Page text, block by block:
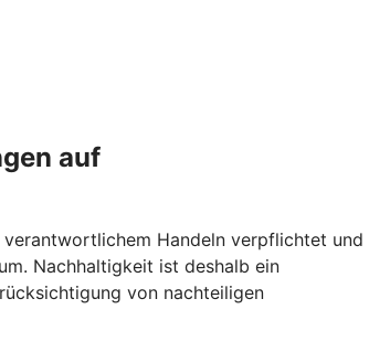
auf
Handeln verpflichtet und
Nachhaltigkeit ist deshalb ein
von nachteiligen